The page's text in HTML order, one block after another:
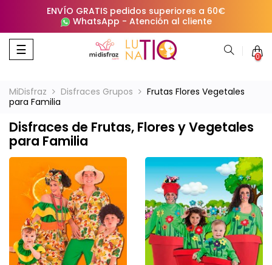
ENVÍO GRATIS pedidos superiores a 60€
WhatsApp - Atención al cliente
Navegación
de
☰ 0
MiDisfraz Disfraces Grupos
Frutas Flores Vegetales
para Familia
Disfraces de Frutas, Flores y Vegetales
para Familia